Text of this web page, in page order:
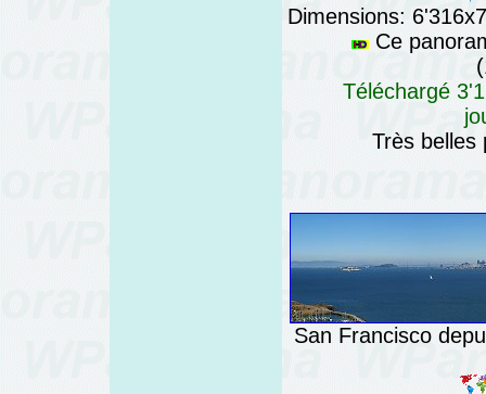
Dimensions:
Ce
Téléchargé
Très belles
San Francisco